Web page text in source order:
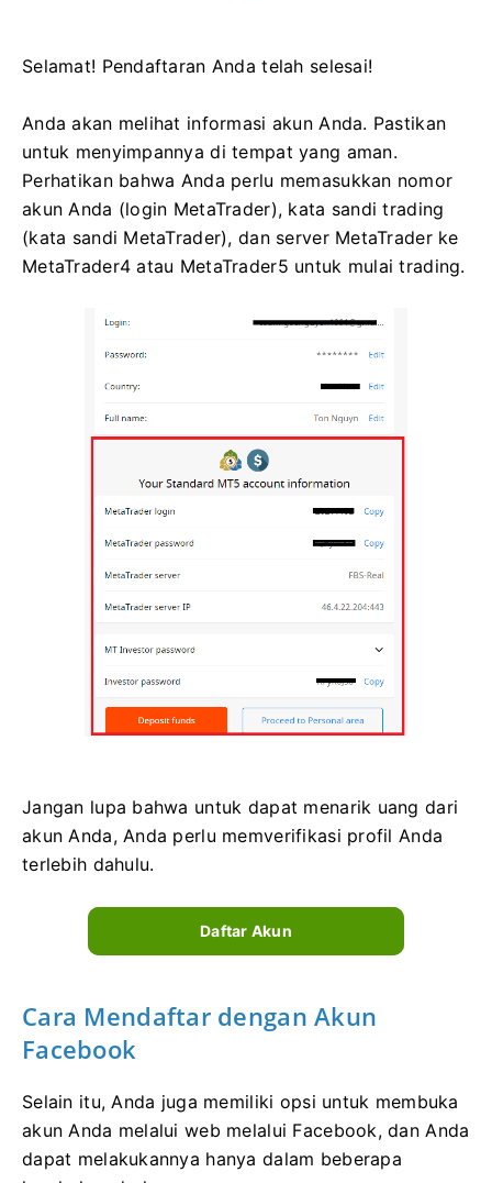
Selamat! Pendaftaran Anda telah selesai!
Anda akan melihat informasi akun Anda. Pastikan
untuk menyimpannya di tempat yang aman.
Perhatikan bahwa Anda perlu memasukkan nomor
akun Anda (login MetaTrader), kata sandi trading
(kata sandi MetaTrader), dan server MetaTrader ke
MetaTrader4 atau MetaTrader5 untuk mulai trading.
Jangan lupa bahwa untuk dapat menarik uang dari
akun Anda, Anda perlu memverifikasi profil Anda
terlebih dahulu.
Daftar Akun
Cara Mendaftar dengan Akun
Facebook
Selain itu, Anda juga memiliki opsi untuk membuka
akun Anda melalui web melalui Facebook, dan Anda
dapat melakukannya hanya dalam beberapa